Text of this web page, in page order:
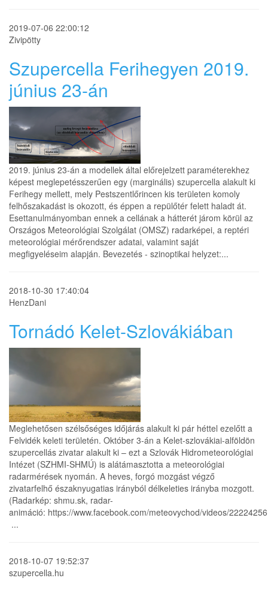
2019-07-06 22:00:12
Zivipötty
Szupercella Ferihegyen 2019.
június 23-án
2019. június 23-án a modellek által előrejelzett paraméterekhez
képest meglepetésszerűen egy (marginális) szupercella alakult ki
Ferihegy mellett, mely Pestszentlőrincen kis területen komoly
felhőszakadást is okozott, és éppen a repülőtér felett haladt át.
Esettanulmányomban ennek a cellának a hátterét járom körül az
Országos Meteorológiai Szolgálat (OMSZ) radarképei, a reptéri
meteorológiai mérőrendszer adatai, valamint saját
megfigyeléseim alapján. Bevezetés - szinoptikai helyzet:...
2018-10-30 17:40:04
HenzDani
Tornádó Kelet-Szlovákiában
Meglehetősen szélsőséges időjárás alakult ki pár héttel ezelőtt a
Felvidék keleti területén. Október 3-án a Kelet-szlovákiai-alföldön
szupercellás zivatar alakult ki – ezt a Szlovák Hidrometeorológiai
Intézet (SZHMI-SHMÚ) is alátámasztotta a meteorológiai
radarmérések nyomán. A heves, forgó mozgást végző
zivatarfelhő északnyugatias irányból délkeleties irányba mozgott.
(Radarkép: shmu.sk, radar-
animáció: https://www.facebook.com/meteovychod/videos/
...
2018-10-07 19:52:37
szupercella.hu